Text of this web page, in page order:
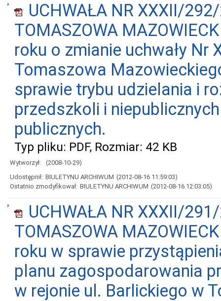
UCHWAŁA NR XXXII/
TOMASZOWA
roku o zmianie uchwały Nr
Tomaszowa
sprawie trybu udzielania i
przedszkoli i
publicznych.
Typ pliku: PDF, Rozmiar: 42 KB
Wytworzył:
(2008-10-29)
Udostępnił: BIULETYNU ARCHIWUM (2012-08-16 11:59:03)
Ostatnio zmodyfikował: BIULETYNU ARCHIWUM (2012-08-16 12:03:05)
UCHWAŁA NR XXXII/
TOMASZOWA
roku w sprawie
planu zagospodarowania
w rejonie ul. Barlickiego w